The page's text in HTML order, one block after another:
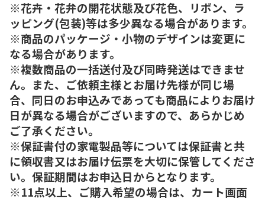
※花卉・花弁の開花状態及び花色、リボン、ラ
ッピング(包装)等は多少異なる場合があります。
※商品のパッケージ・小物のデザインは変更に
なる場合があります。
※複数商品の一括送付及び同時発送はできませ
ん。また、ご依頼主様とお届け先様が同じ場
合、同日のお申込みであっても商品によりお届け
日が異なる場合がございますので、あらかじめ
ご了承ください。
※保証書付の家電製品等については保証書と共
に領収書又はお届け伝票を大切に保管してくださ
い。保証期間はお申込日からとなります。
※11点以上、ご購入希望の場合は、カート画面